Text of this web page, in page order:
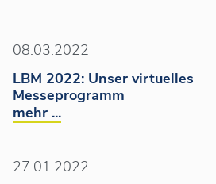
08.03.2022
LBM 2022: Unser virtuelles
Messeprogramm
mehr ...
27.01.2022